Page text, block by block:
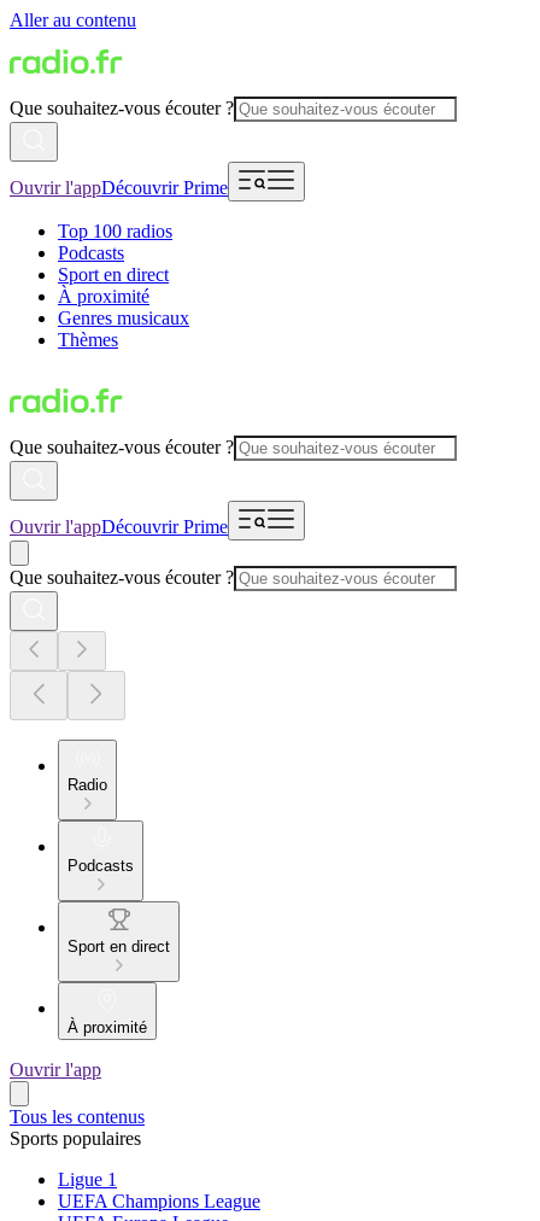
Aller au contenu
Que souhaitez-vous écouter ?
Ouvrir l'appDécouvrir Prime
Top 100 radios
Podcasts
Sport en direct
À proximité
Genres musicaux
Thèmes
Que souhaitez-vous écouter ?
Ouvrir l'appDécouvrir Prime
Que souhaitez-vous écouter ?
Radio
Podcasts
Sport en direct
À proximité
Ouvrir l'app
Tous les contenus
Sports populaires
Ligue 1
UEFA Champions League